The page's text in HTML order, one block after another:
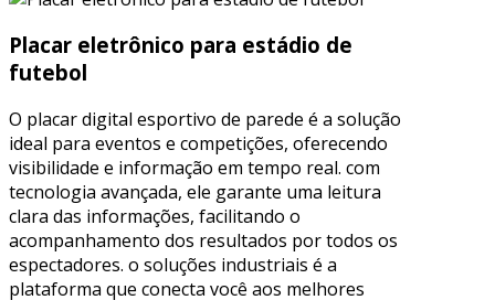
Placar eletrônico para estádio de
futebol
O placar digital esportivo de parede é a solução
ideal para eventos e competições, oferecendo
visibilidade e informação em tempo real. com
tecnologia avançada, ele garante uma leitura
clara das informações, facilitando o
acompanhamento dos resultados por todos os
espectadores. o soluções industriais é a
plataforma que conecta você aos melhores